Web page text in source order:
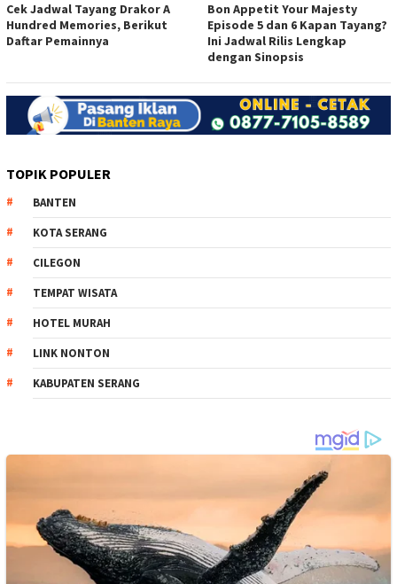
Cek Jadwal Tayang Drakor A
Hundred Memories, Berikut
Daftar Pemainnya
Bon Appetit Your Majesty
Episode 5 dan 6 Kapan Tayang?
Ini Jadwal Rilis Lengkap
dengan Sinopsis
TOPIK POPULER
BANTEN
KOTA SERANG
CILEGON
TEMPAT WISATA
HOTEL MURAH
LINK NONTON
KABUPATEN SERANG